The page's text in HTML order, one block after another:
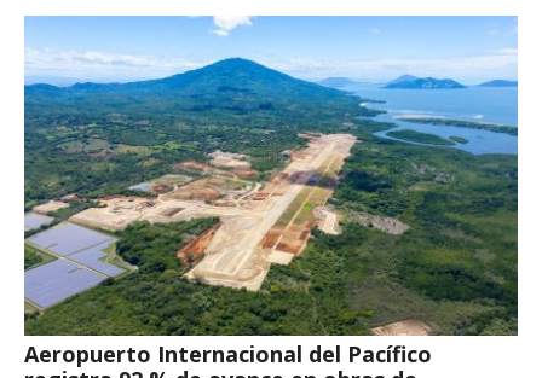
Aeropuerto Internacional del Pacífico